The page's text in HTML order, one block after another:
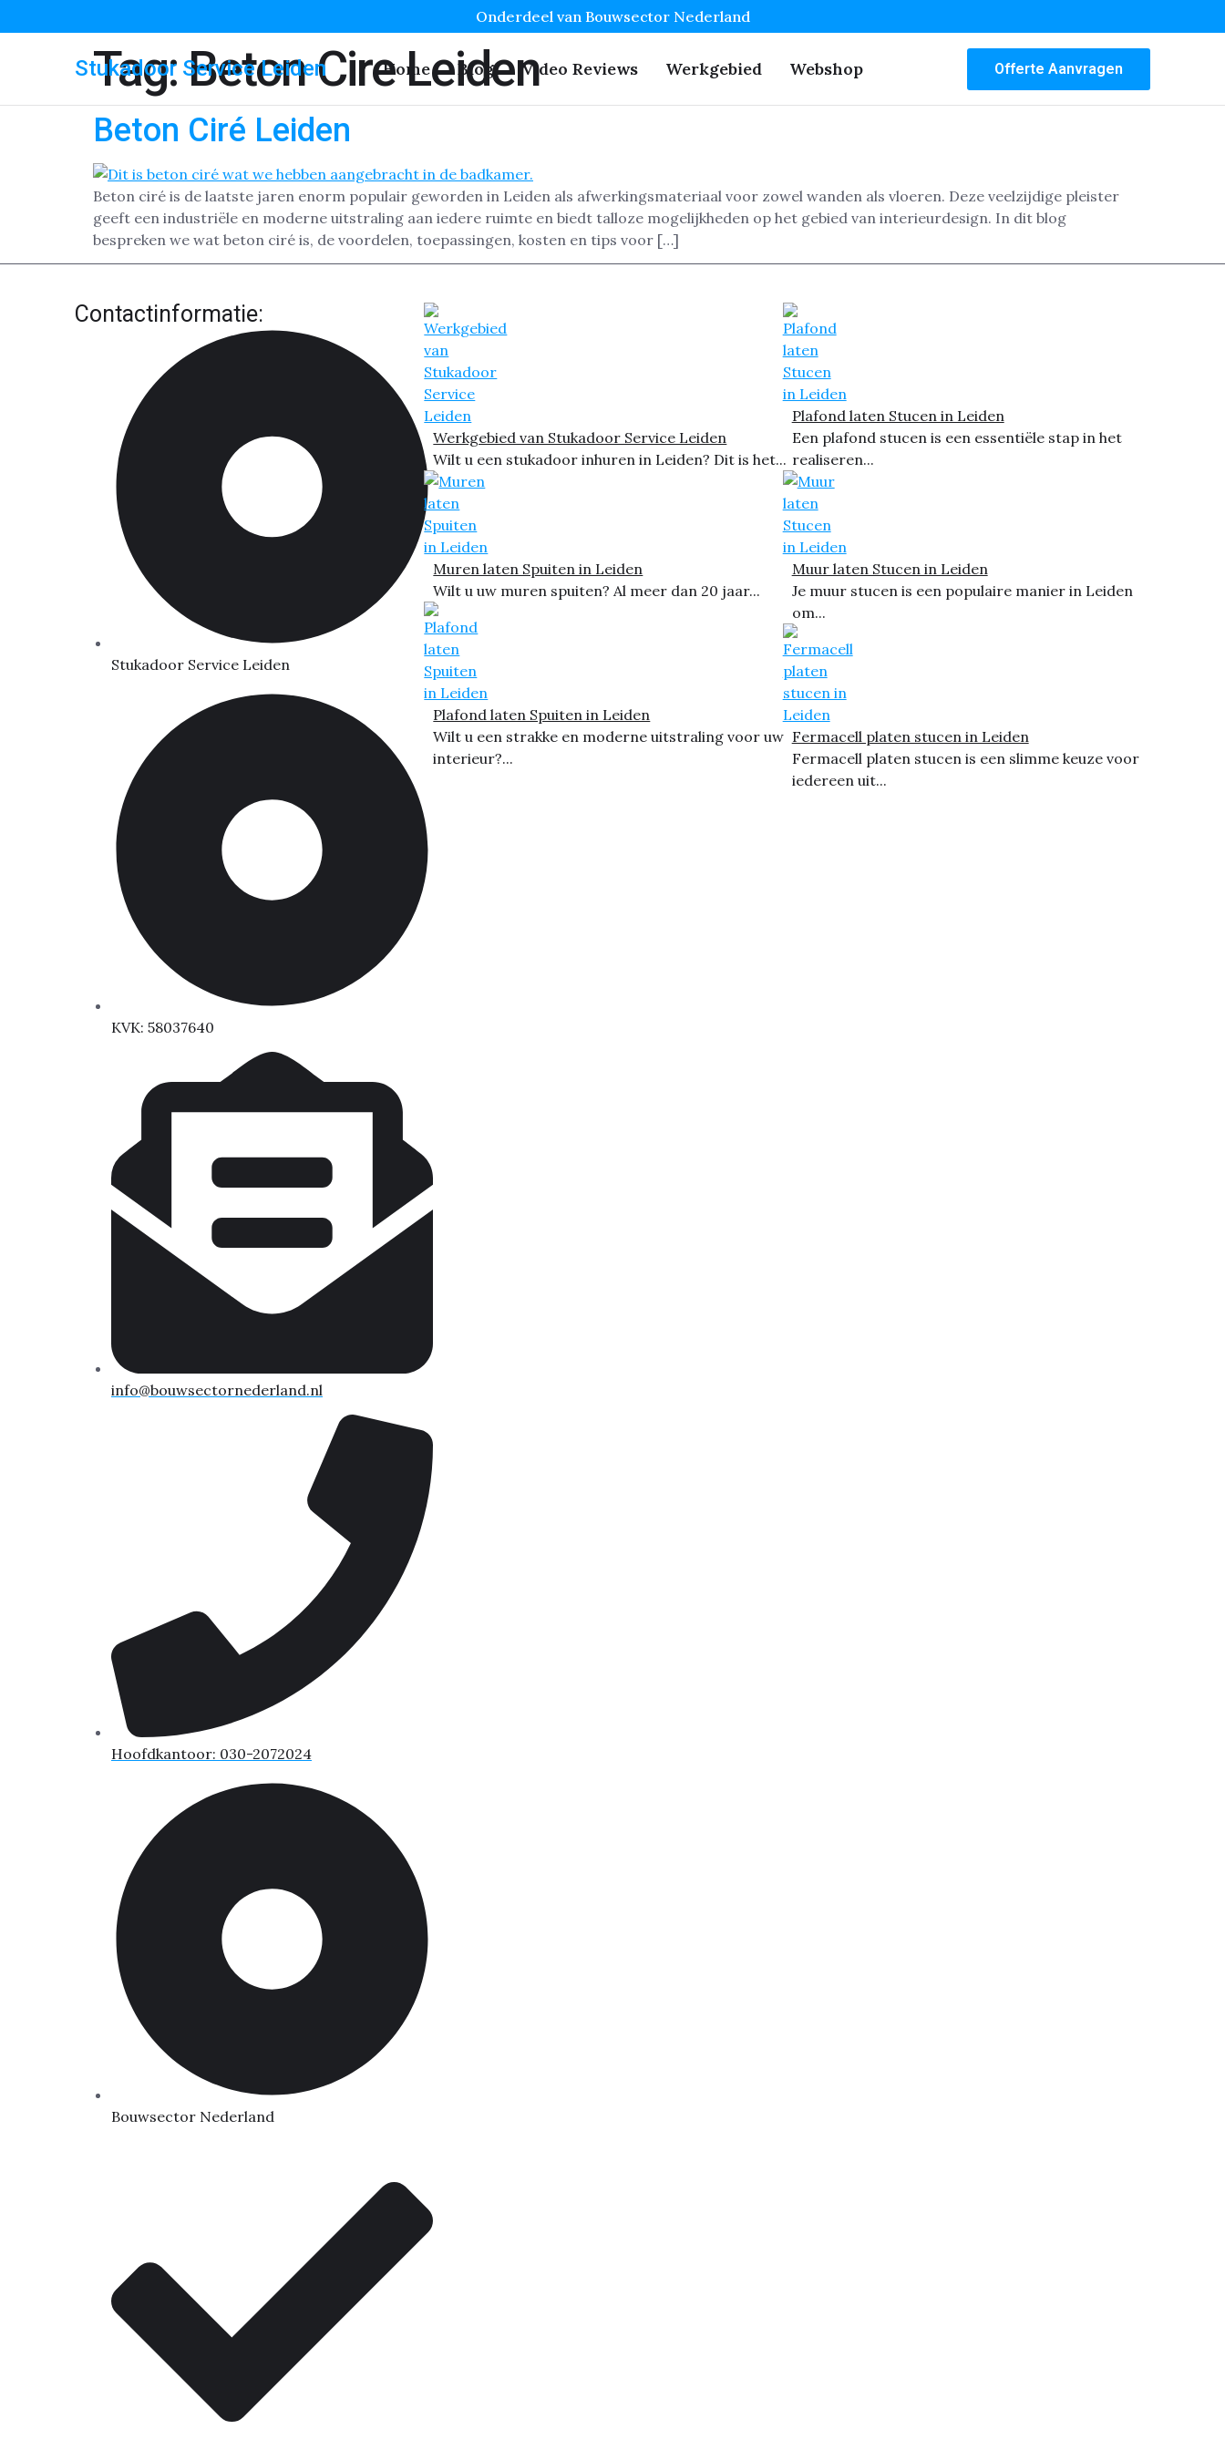
Onderdeel van Bouwsector Nederland
Stukadoor Service Leiden Home Blog Video Reviews Werkgebied Webshop Offerte Aanvragen
Tag:Beton Cire Leiden
Beton Ciré Leiden
Beton ciré is de laatste jaren enorm populair geworden in Leiden als afwerkingsmateriaal voor zowel wanden als vloeren. Deze veelzijdige pleister
geeft een industriële en moderne uitstraling aan iedere ruimte en biedt talloze mogelijkheden op het gebied van interieurdesign. In dit blog
bespreken we wat beton ciré is, de voordelen, toepassingen, kosten en tips voor […]
Contactinformatie:
Stukadoor Service Leiden
KVK: 58037640
info@bouwsectornederland.nl
Hoofdkantoor: 030-2072024
Bouwsector Nederland
Werkgebied van Stukadoor Service Leiden
Wilt u een stukadoor inhuren in Leiden? Dit is het...
Muren laten Spuiten in Leiden
Wilt u uw muren spuiten? Al meer dan 20 jaar...
Plafond laten Spuiten in Leiden
Wilt u een strakke en moderne uitstraling voor uw
interieur?...
Plafond laten Stucen in Leiden
Een plafond stucen is een essentiële stap in het
realiseren...
Muur laten Stucen in Leiden
Je muur stucen is een populaire manier in Leiden
om...
Fermacell platen stucen in Leiden
Fermacell platen stucen is een slimme keuze voor
iedereen uit...